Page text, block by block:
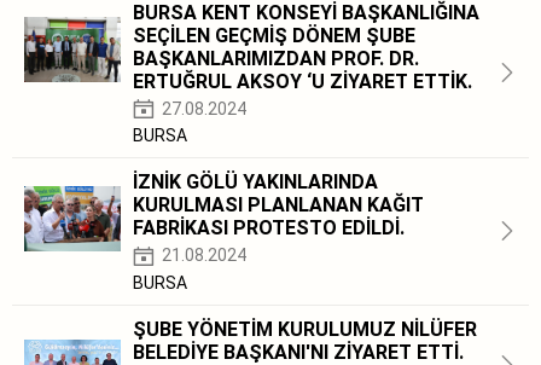
BURSA KENT KONSEYİ BAŞKANLIĞINA
SEÇİLEN GEÇMİŞ DÖNEM ŞUBE
BAŞKANLARIMIZDAN PROF. DR.
ERTUĞRUL AKSOY ‘U ZİYARET ETTİK.
27.08.2024
BURSA
İZNİK GÖLÜ YAKINLARINDA
KURULMASI PLANLANAN KAĞIT
FABRİKASI PROTESTO EDİLDİ.
21.08.2024
BURSA
ŞUBE YÖNETİM KURULUMUZ NİLÜFER
BELEDİYE BAŞKANI'NI ZİYARET ETTİ.